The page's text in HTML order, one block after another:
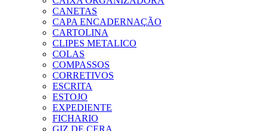
CANETAS
CAPA ENCADERNAÇÃO
CARTOLINA
CLIPES METALICO
COLAS
COMPASSOS
CORRETIVOS
ESCRITA
ESTOJO
EXPEDIENTE
FICHARIO
GIZ DE CERA